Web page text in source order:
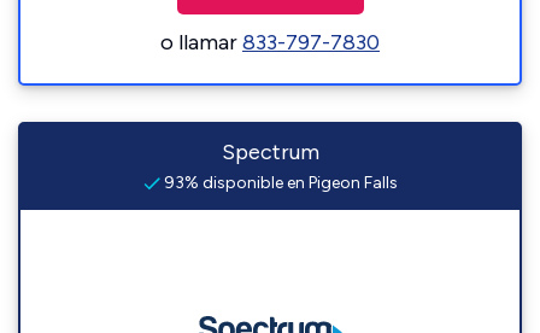
o llamar833-797-7830
Spectrum
93% disponible en Pigeon Falls